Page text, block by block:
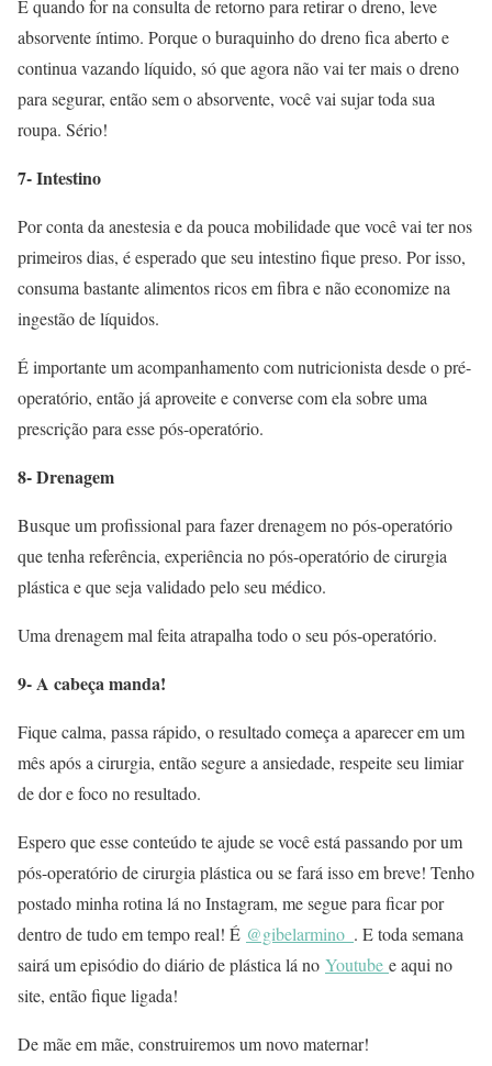
E quando for na consulta de retorno para retirar o dreno, leve
absorvente íntimo. Porque o buraquinho do dreno fica aberto e
continua vazando líquido, só que agora não vai ter mais o dreno
para segurar, então sem o absorvente, você vai sujar toda sua
roupa. Sério!
7- Intestino
Por conta da anestesia e da pouca mobilidade que você vai ter nos
primeiros dias, é esperado que seu intestino fique preso. Por isso,
consuma bastante alimentos ricos em fibra e não economize na
ingestão de líquidos.
É importante um acompanhamento com nutricionista desde o pré-
operatório, então já aproveite e converse com ela sobre uma
prescrição para esse pós-operatório.
8- Drenagem
Busque um profissional para fazer drenagem no pós-operatório
que tenha referência, experiência no pós-operatório de cirurgia
plástica e que seja validado pelo seu médico.
Uma drenagem mal feita atrapalha todo o seu pós-operatório.
9- A cabeça manda!
Fique calma, passa rápido, o resultado começa a aparecer em um
mês após a cirurgia, então segure a ansiedade, respeite seu limiar
de dor e foco no resultado.
Espero que esse conteúdo te ajude se você está passando por um
pós-operatório de cirurgia plástica ou se fará isso em breve! Tenho
postado minha rotina lá no Instagram, me segue para ficar por
dentro de tudo em tempo real! É @gibelarmino_ . E toda semana
sairá um episódio do diário de plástica lá no Youtube e aqui no
site, então fique ligada!
De mãe em mãe, construiremos um novo maternar!